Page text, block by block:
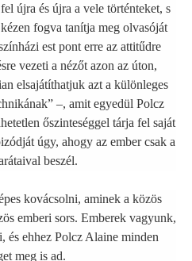
újra és újra a vele történteket, s
fogva tanítja meg olvasóját
est pont erre az attitűdre
vezeti a nézőt azon az úton,
elsajátíthatjuk azt a különleges
–, amit egyedül Polcz
őszinteséggel tárja fel saját
úgy, ahogy az ember csak a
beszél.
kovácsolni, aminek a közös
emberi sors. Emberek vagyunk,
ehhez Polcz Alaine minden
meg is ad.